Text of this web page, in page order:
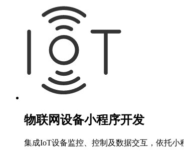
物联网设备小程序开发
集成IoT设备监控、控制及数据交互，依托